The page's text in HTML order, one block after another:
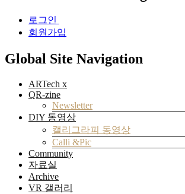
로그인
회원가입
Global Site Navigation
ARTech x
QR-zine
Newsletter
DIY 동영상
캘리그라피 동영상
Calli &Pic
Community
자료실
Archive
VR 갤러리